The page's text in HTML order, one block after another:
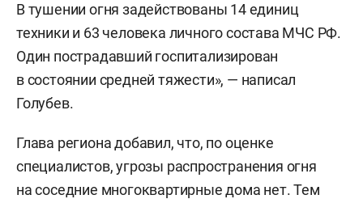
В тушении огня задействованы 14 единиц
техники и 63 человека личного состава МЧС РФ.
Один пострадавший госпитализирован
в состоянии средней тяжести», — написал
Голубев.
Глава региона добавил, что, по оценке
специалистов, угрозы распространения огня
на соседние многоквартирные дома нет. Тем